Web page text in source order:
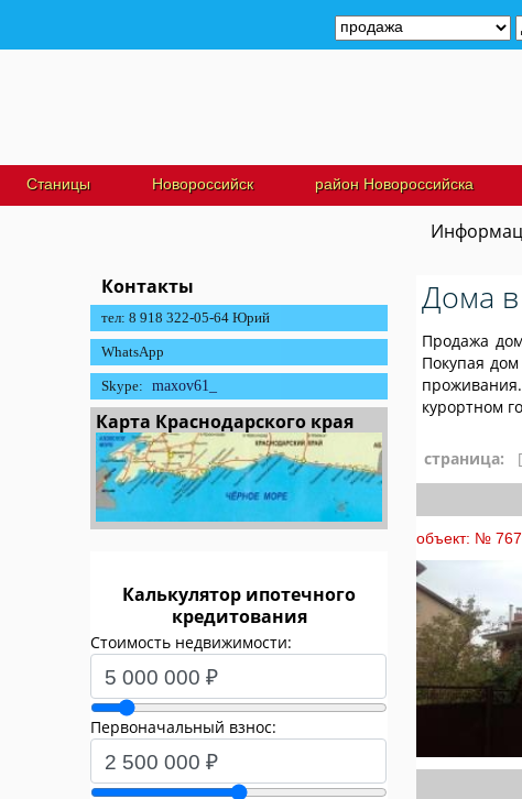
Дома
Продажа
Покупая
курортном
страница:
объект: №
Контакты
тел: 8 918 322-05-64 Юрий
WhatsApp
Skype: maxov61_
Карта Краснодарского края
Калькулятор ипотечного
кредитования
Стоимость недвижимости:
Первоначальный взнос:
Станицы Новороссийск район Новороссийска